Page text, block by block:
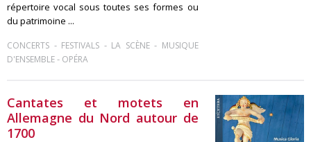
répertoire vocal sous toutes ses formes ou
du patrimoine ...
CONCERTS - FESTIVALS - LA SCÈNE- MUSIQUE
D'ENSEMBLE- OPÉRA
Cantates et motets en
Allemagne du Nord autour de
1700